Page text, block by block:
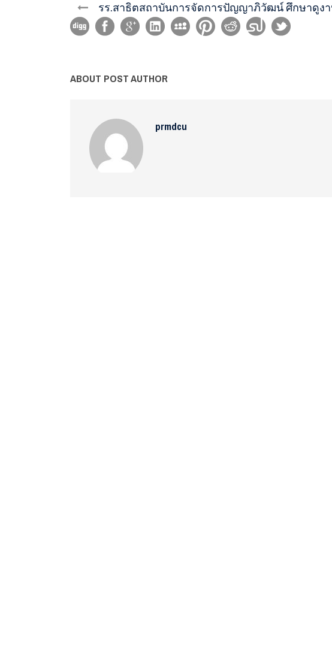
รร.สาธิตสถาบันการจัดการปัญญาภิวัฒน์ ศึกษาดูง
ABOUT POST AUTHOR
prmdcu